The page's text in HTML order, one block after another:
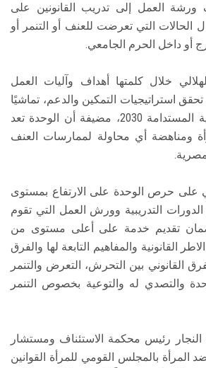
ورشة العمل إلى تدريب القانونين على
الحالات التي تعرضت للعنف أو التنمر أو
أو داخل الحرم الجامعي.
خلال كلمتها أهداف وآليات العمل
تحقق استراتيجيات التمكين والدعم، تماشيًا
مع خطة الدولة للتنمية المستدامة 2030، مضيفة أن الوحدة تعد
ومناهضة أي محاولة لممارسات العنف
على حرص الوحدة على الارتفاع بمستوى
الدورات التدريبية وورش العمل التي تقوم
لضمان تقديم خدمة على أعلى مستوى من
القانونية والمفاهيم التابعة لها والفرق
القانوني بين التحرش، التعرض والتنمر
والتصدي له والتوعية بخصوص التنمر
النجار رئيس محكمة الاستئناف ومستشار
بالمجلس القومي للمرأة القوانين